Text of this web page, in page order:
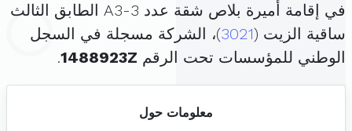
في إقامة أميرة بلاص شقة عدد A3-3 الطابق الثالث
ساقية الزيت (3021)، الشركة مسجلة في السجل
الوطني للمؤسسات تحت الرقم 1488923Z
.
معلومات حول